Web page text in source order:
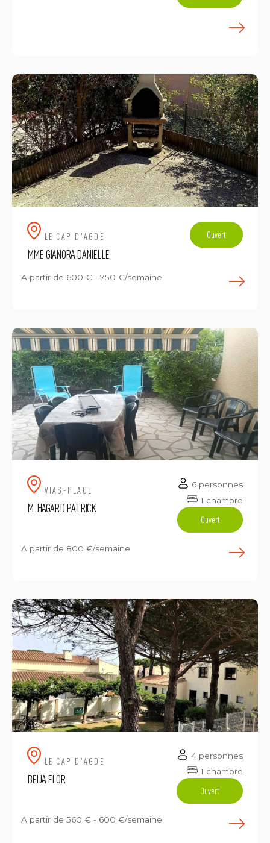
LE CAP D'AGDE
MME GIANORA DANIELLE
Ouvert
A partir de 600 € - 750 €/semaine
VIAS-PLAGE
M. HAGARD PATRICK
6 personnes
1 chambre
Ouvert
A partir de 800 €/semaine
LE CAP D'AGDE
BEIJA FLOR
4 personnes
1 chambre
Ouvert
A partir de 560 € - 600 €/semaine